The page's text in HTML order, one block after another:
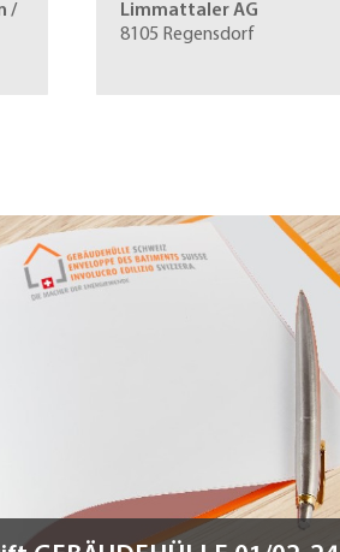
/
Limmattaler AG
8105 Regensdorf